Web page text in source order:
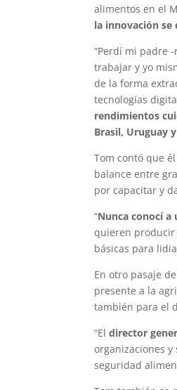
alimentos en el
la innovación
“Perdí mi padre
trabajar y yo
de la forma
tecnologías
rendimientos
Brasil, Uruguay
Tom contó que
balance entre
por capacitar y
“Nunca conocí
quieren producir
básicas para
En otro pasaje
presente a la
también para el
“Eldirector
organizaciones
seguridad